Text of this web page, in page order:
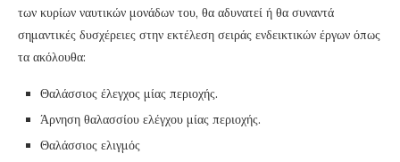
των κυρίων ναυτικών μονάδων του, θα αδυνατεί ή θα συναντά
σημαντικές δυσχέρειες στην εκτέλεση σειράς ενδεικτικών έργων όπως
τα ακόλουθα:
Θαλάσσιος έλεγχος μίας περιοχής.
Άρνηση θαλασσίου ελέγχου μίας περιοχής.
Θαλάσσιος ελιγμός